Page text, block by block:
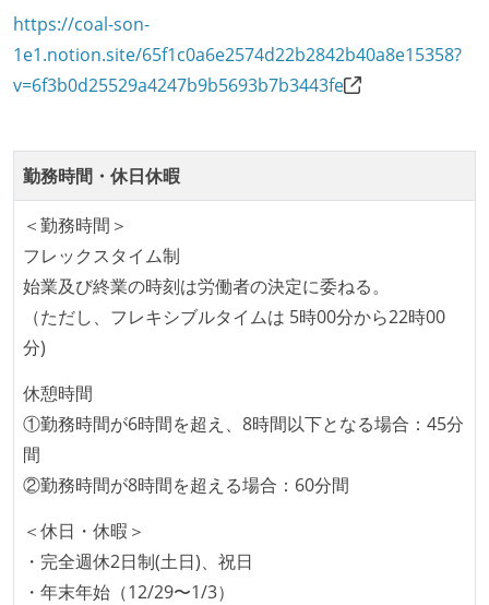
コードによるインフラ構成管理（Infrastructure as
オープンな情報共有
KPI などチームの目標・実績値について、メンバーの
誰もがいつでも閲覧可能になっている
ドキュメントの整備やペアプロ、モブワークなど、ナ
レッジの共有を積極的に行っている（属人性を減らす
労働環境の自由度
日本国内であれば、居住地は問わずにフルリモートで
業務時間中に中抜けできる制度がある
2年以内に未就学児を子育てしながら働いていたエン
ジニアがいる
フレックスタイム制または裁量労働制を採用している
https://coal-son-
1e1.notion.site/65f1c0a6e2574d22b2842b40a8e15358?
v=6f3b0d25529a4247b9b5693b7b3443fe
勤務時間・休日休暇
＜勤務時間＞
フレックスタイム制
始業及び終業の時刻は労働者の決定に委ねる。
（ただし、フレキシブルタイムは 5時00分から22時00
分)
休憩時間
①勤務時間が6時間を超え、8時間以下となる場合：45分
間
②勤務時間が8時間を超える場合：60分間
＜休日・休暇＞
・完全週休2日制(土日)、祝日
・年末年始（12/29〜1/3）